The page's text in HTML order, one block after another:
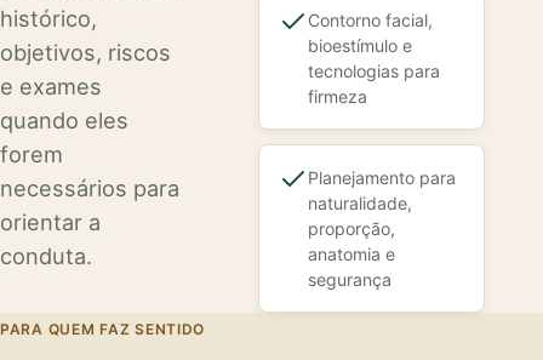
histórico,
objetivos, riscos
e exames
quando eles
forem
necessários para
orientar a
conduta.
Contorno facial,
bioestímulo e
tecnologias para
firmeza
Planejamento para
naturalidade,
proporção,
anatomia e
segurança
PARA QUEM FAZ SENTIDO